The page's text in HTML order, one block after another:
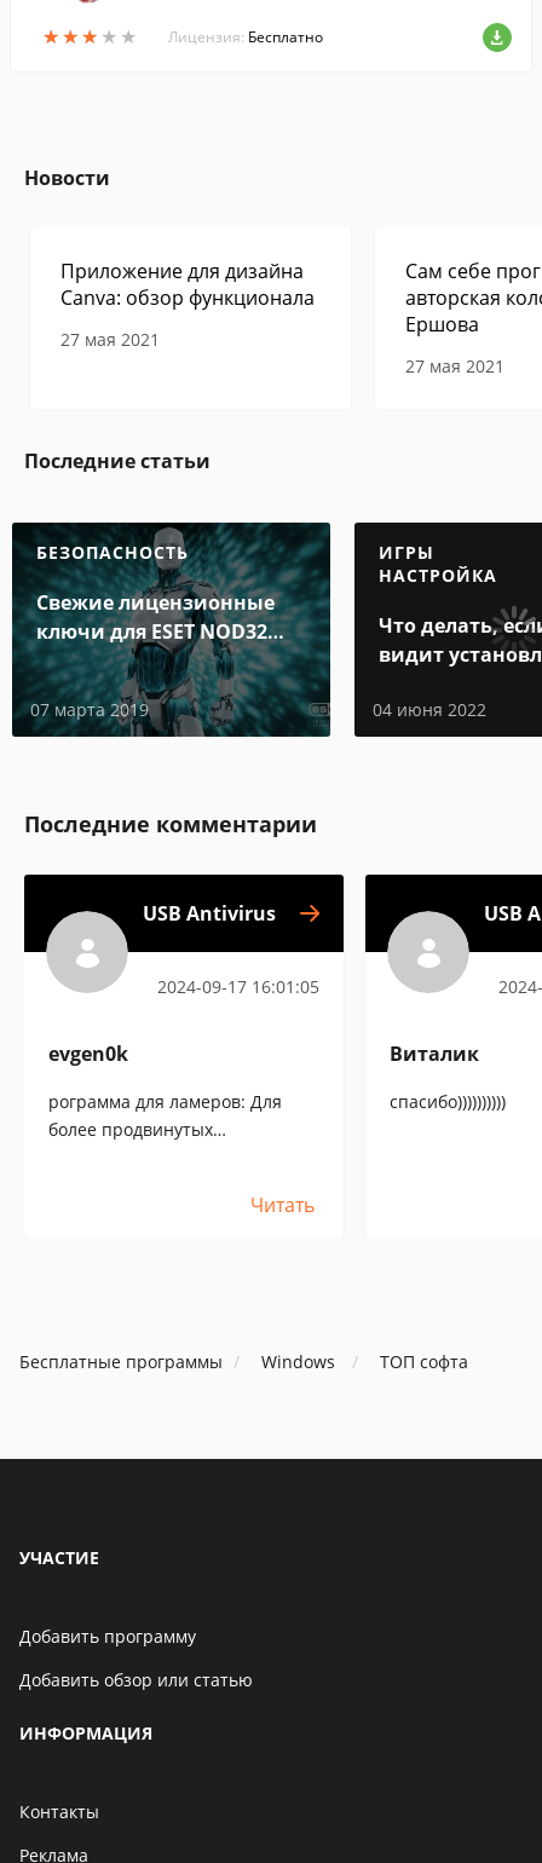
★★★ ★ ★
★★★ ★ ★ Лицензия: Бесплатно
Новости
Приложение для дизайна
Canva: обзор функционала
27 мая 2021
Сам себе
авторская
Ершова
27 мая 2021
Последние статьи
БЕЗОПАСНОСТЬ
Свежие лицензионные
ключи для ESET NOD32
Internet Security до 2019-
2020 года
07 марта 2019
ИГРЫ
НАСТРОЙКА
Что делать,
видит
04 июня 2022
Последние комментарии
USB Antivirus
2024-09-17 16:01:05
evgen0k
рограмма для ламеров: Для
более продвинутых
автозагрузки с последующим
не должно). И вообще советую
пользоваться Линуксом- как Я!!!
Читать
USB
Виталик
спасибо))))))))))
Бесплатные программы Windows ТОП софта
УЧАСТИЕ
Добавить программу
Добавить обзор или статью
ИНФОРМАЦИЯ
Контакты
Реклама